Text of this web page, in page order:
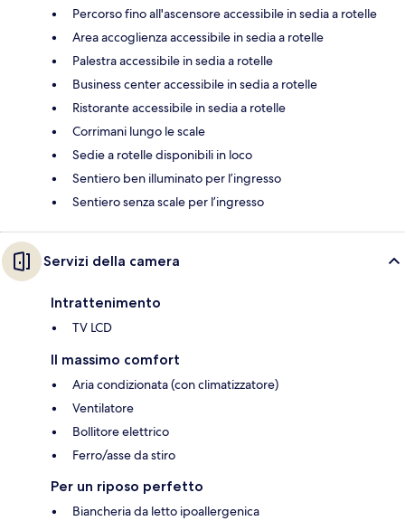
Percorso fino all'ascensore accessibile in sedia a rotelle
Area accoglienza accessibile in sedia a rotelle
Palestra accessibile in sedia a rotelle
Business center accessibile in sedia a rotelle
Ristorante accessibile in sedia a rotelle
Corrimani lungo le scale
Sedie a rotelle disponibili in loco
Sentiero ben illuminato per l’ingresso
Sentiero senza scale per l’ingresso
Servizi della camera
Intrattenimento
TV LCD
Il massimo comfort
Aria condizionata (con climatizzatore)
Ventilatore
Bollitore elettrico
Ferro/asse da stiro
Per un riposo perfetto
Biancheria da letto ipoallergenica